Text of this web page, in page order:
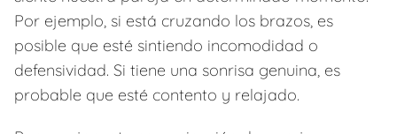
Por ejemplo, si está cruzando los brazos, es
posible que esté sintiendo incomodidad o
defensividad. Si tiene una sonrisa genuina, es
probable que esté contento y relajado.